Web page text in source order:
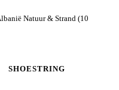
Natuur & Strand (10
SHOESTRING